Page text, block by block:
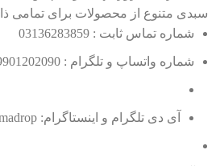
سبدی متنوع از محصولات برای تمامی
شماره تماس ثابت : 03136283859
شماره واتساپ و تلگرام : 09901202090
آی دی تلگرام و اینستاگرام: gamadrop